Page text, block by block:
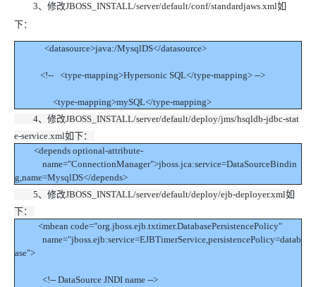
3、修改JBOSS_INSTALL/server/default/conf/standardjaws.xml如
下：
<datasource>java:/MysqlDS</datasource>
<!-- <type-mapping>Hypersonic SQL</type-mapping> -->
<type-mapping>mySQL</type-mapping>
4、修改JBOSS_INSTALL/server/default/deploy/jms/hsqldb-jdbc-stat
e-service.xml如下：
<depends optional-attribute-
name="ConnectionManager">jboss.jca:service=DataSourceBindin
g,name=MysqlDS</depends>
5、修改JBOSS_INSTALL/server/default/deploy/ejb-deployer.xml如
下：
<mbean code="org.jboss.ejb.txtimer.DatabasePersistencePolicy"
name="jboss.ejb:service=EJBTimerService,persistencePolicy=datab
ase">
<!-- DataSource JNDI name -->